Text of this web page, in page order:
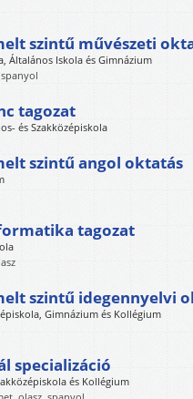
szintű művészeti
Általános Iskola és Gimnázium
tagozat
és Szakközépiskola
szintű angol oktatás
tagozat
szintű idegennyelvi
Gimnázium és Kollégium
specializáció
és Kollégium